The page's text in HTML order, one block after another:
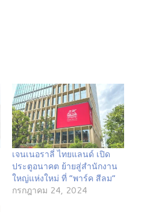
เจนเนอราลี่ ไทยแลนด์ เปิด
ประตูอนาคต ย้ายสู่สำนักงาน
ใหญ่แห่งใหม่ ที่ “พาร์ค สีลม”
กรกฎาคม 24, 2024